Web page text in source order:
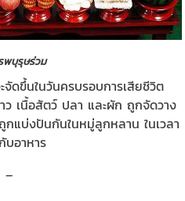
พบุรุษร่วม
ดขึ้นในวันครบรอบการเสียชีวิต
ว เนื้อสัตว์ ปลา และผัก ถูกจัดวาง
กแบ่งปันกันในหมู่ลูกหลาน ในเวลา
อาหาร
_